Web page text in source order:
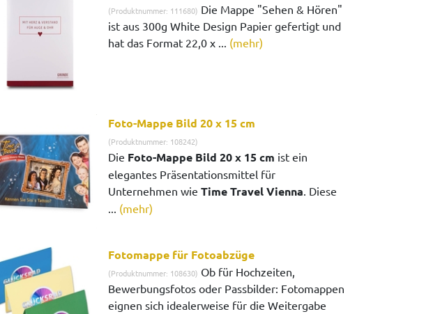
(Produktnummer: 111680) Die Mappe "Sehen & Hören"
ist aus 300g White Design Papier gefertigt und
hat das Format 22,0 x ... (mehr)
Foto-Mappe Bild 20 x 15 cm
(Produktnummer: 108242)
Die Foto-Mappe Bild 20 x 15 cm ist ein
elegantes Präsentationsmittel für
Unternehmen wie Time Travel Vienna. Diese
... (mehr)
Fotomappe für Fotoabzüge
(Produktnummer: 108630) Ob für Hochzeiten,
Bewerbungsfotos oder Passbilder: Fotomappen
eignen sich idealerweise für die Weitergabe